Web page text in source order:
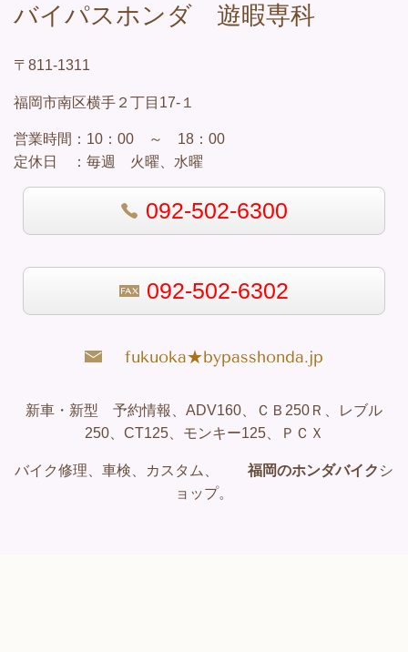
バイパスホンダ 遊暇専科
〒811-1311
福岡市南区横手２丁目17-１
営業時間： 10：00 ～ 18：00
定休日 ： 毎週 火曜、水曜
092-502-6300
092-502-6302
fukuoka★bypasshonda.jp
新車・新型 予約情報、ADV160、ＣＢ250Ｒ、レブル
250、CT125、モンキー125、ＰＣＸ
バイク修理、車検、カスタム、 福岡のホンダバイク シ
ョップ。